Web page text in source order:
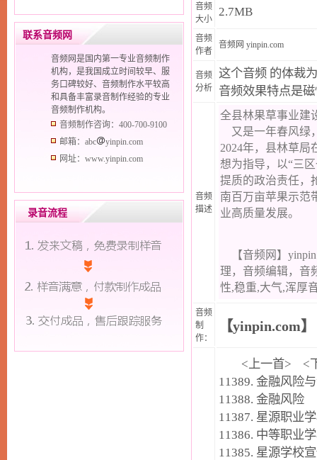
联系音频网
音频网是国内第一专业音频制作
机构，是我国成立时间较早、服
务口碑较好、音频制作水平较高
和具备丰富录音制作经验的专业
音频制作机构。
音频制作咨询：400-700-9100
邮箱：abc
yinpin.com
网址：www.yinpin.com
录音流程
音频
大小
2.7MB
音频
作者
音频网 yinpin.com
音频
分析
这个音频 的体裁
音频效果特点是
音频
描述
音频
制
作：
【yinpin.com】
<上一首> <
11389. 金融风险
11388. 金融风险
11387. 星源职业
11386. 中等职业
11385. 星源学校